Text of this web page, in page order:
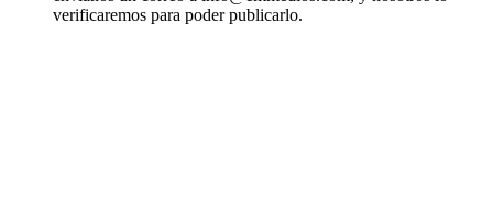
verificaremos para poder publicarlo.